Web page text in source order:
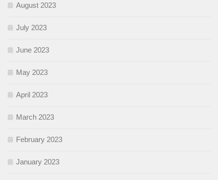
August 2023
July 2023
June 2023
May 2023
April 2023
March 2023
February 2023
January 2023